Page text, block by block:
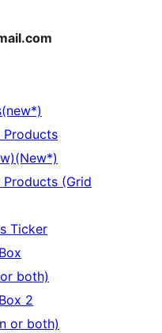
Products
(Grid
Ticker
both)
2
or both)